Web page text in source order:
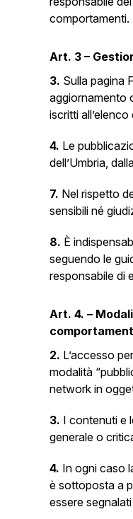
comportamenti.
Art. 3 –
3. Sulla pagina
aggiornamento
iscritti
4. Le
dell’Umbria,
7. Nel rispetto
sensibili né
8. È
seguendo le
responsabile di
Art. 4. –
2. L’accesso
modalità
network in
3. I contenuti e
generale o
4. In ogni caso
è sottoposta a
essere